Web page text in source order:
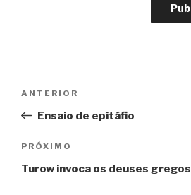
Post
Anterior
ANTERIOR
Ensaio de epitáfio
Próximo
PRÓXIMO
Turow invoca os deuses gregos